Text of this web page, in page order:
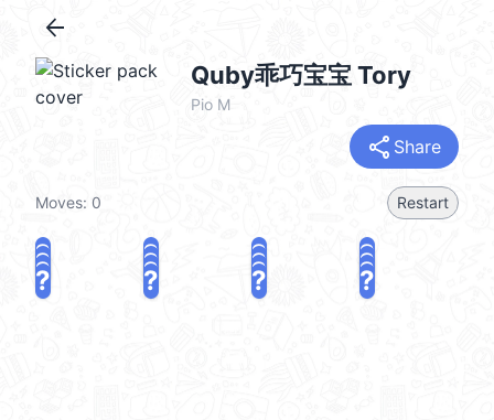
arrow_back
Quby乖巧宝宝 Tory
Pio M
share Share
Moves: 0 Restart
? ? ? ?
? ? ? ?
? ? ? ?
? ? ? ?